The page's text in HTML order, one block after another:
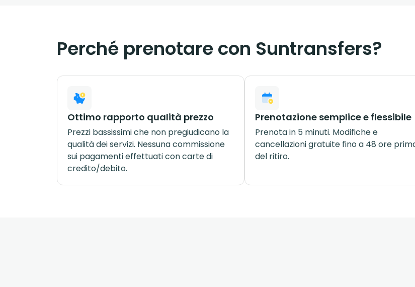
Perché prenotare con Suntransfers?
Ottimo rapporto qualità prezzo
Prezzi bassissimi che non pregiudicano la
qualità dei servizi. Nessuna commissione
sui pagamenti effettuati con carte di
credito/debito.
Prenotazione semplice e flessibile
Prenota in 5 minuti. Modifiche e
cancellazioni gratuite fino a 48 ore
del ritiro.